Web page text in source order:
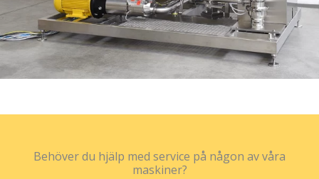
Behöver du hjälp med service på någon av våra
maskiner?